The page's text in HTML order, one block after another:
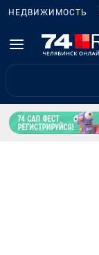
НЕДВИЖИМОСТЬ